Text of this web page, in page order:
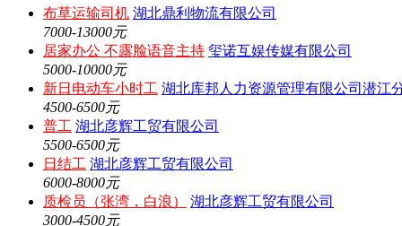
布草运输司机 湖北鼎利物流有限公司
7000-13000元
居家办公 不露脸语音主持 玺诺互娱传媒有限公司
5000-10000元
新日电动车小时工 湖北库邦人力资源管理有限公司潜江
4500-6500元
普工 湖北彦辉工贸有限公司
5500-6500元
日结工 湖北彦辉工贸有限公司
6000-8000元
质检员（张湾，白浪）
湖北彦辉工贸有限公司
3000-4500元